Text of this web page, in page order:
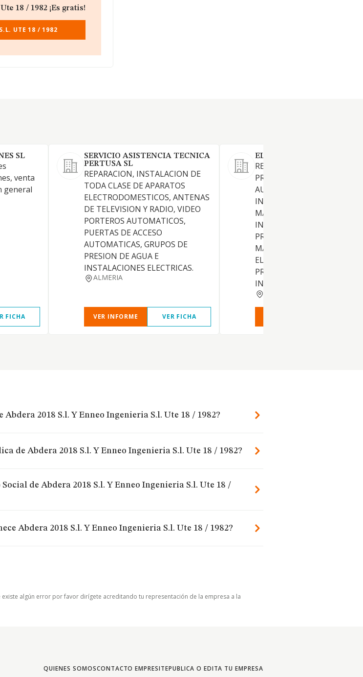
18 / 1982 ¡Es gratis!
UTE 18 / 1982
SL
venta
general
FICHA
SERVICIO ASISTENCIA TECNICA
PERTUSA SL
REPARACION, INSTALACION DE
TODA CLASE DE APARATOS
ELECTRODOMESTICOS, ANTENAS
DE TELEVISION Y RADIO, VIDEO
PORTEROS AUTOMATICOS,
PUERTAS DE ACCESO
AUTOMATICAS, GRUPOS DE
PRESION DE AGUA E
INSTALACIONES ELECTRICAS.
ALMERIA
VER INFORME VER FICHA
ELYTEC SORBAS SLL.
REDACCION Y EJECUCION DE
PROYECTOS TECNICOS.
AUTOMATIZACION DE
INDUSTRIALES.
MANTENIMIENTO DE
INDUSTRIAS. INSTALACION,
PROGAMACION Y
MANTENIMIENTO DE
ELEMENTOS DE ROBOTICA
PROCESOS INDUSTRIALES.
INSTALACION Y
Abdera 2018 S.l. Y Enneo Ingenieria S.l. Ute 18 / 1982?
de Abdera 2018 S.l. Y Enneo Ingenieria S.l. Ute 18 / 1982?
de Abdera 2018 S.l. Y Enneo Ingenieria S.l. Ute 18 /
Abdera 2018 S.l. Y Enneo Ingenieria S.l. Ute 18 / 1982?
existe algún error por favor dirígete acreditando tu representación de la empresa a la
QUIENES SOMOSCONTACTO EMPRESITEPUBLICA O EDITA TU EMPRESA